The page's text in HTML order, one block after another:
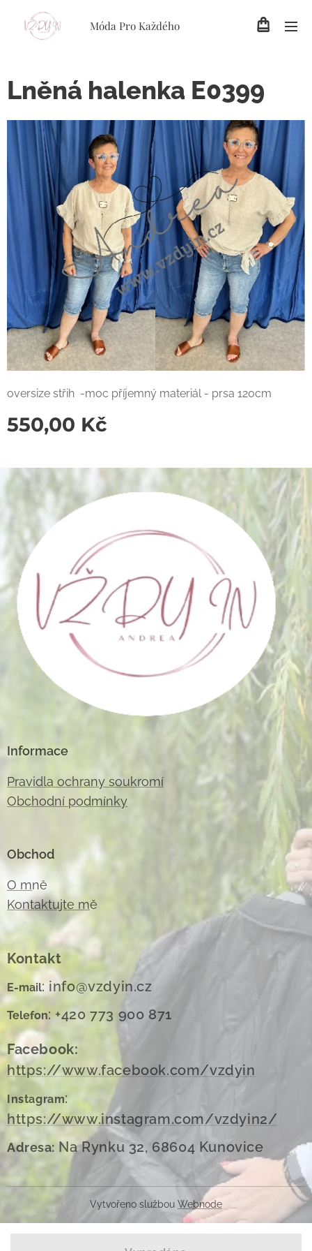
Móda Pro Každého
Lněná halenka E0399
oversize střih -moc příjemný materiál - prsa 120cm
550,00 Kč
Informace
Pravidla ochrany soukromí
Obchodní podmínky
Obchod
O mně
Kontaktujte mě
Kontakt
E-mail: info@vzdyin.cz
Telefon: +420 773 900 871
Facebook:
https://www.facebook.com/vzdyin
Instagram:
https://www.instagram.com/vzdyin2/
Adresa: Na Rynku 32, 68604 Kunovice
Vytvořeno službou Webnode